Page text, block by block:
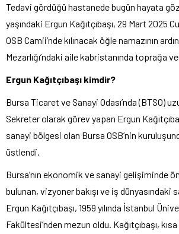
Tedavi gördüğü hastanede bugün hayata
yaşındaki Ergun Kağıtçıbaşı, 29 Mart 2025
OSB Camii’nde kılınacak öğle namazının
Mezarlığı’ndaki aile kabristanında toprağa
Ergun Kağıtçıbaşı kimdir?
Bursa Ticaret ve Sanayi Odası’nda (BTSO)
Sekreter olarak görev yapan Ergun
sanayi bölgesi olan Bursa OSB’nin
üstlendi.
Bursa’nın ekonomik ve sanayi gelişiminde
bulunan, vizyoner bakışı ve iş dünyasındaki
Ergun Kağıtçıbaşı, 1959 yılında İstanbul
Fakültesi’nden mezun oldu. Kağıtçıbaşı,